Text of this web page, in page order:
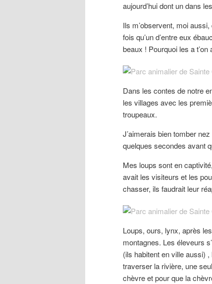
aujourd’hui dont un dans
Ils m’observent, moi
fois qu’un d’entre eux
beaux ! Pourquoi les a
Dans les contes de notre
les villages avec les
troupeaux.
J’aimerais bien tomber
quelques secondes avant
Mes loups sont en
avait les visiteurs et les
chasser, ils faudrait leur
Loups, ours, lynx, après
montagnes. Les éleveurs
(ils habitent en ville aussi)
traverser la rivière, une
chèvre et pour que la